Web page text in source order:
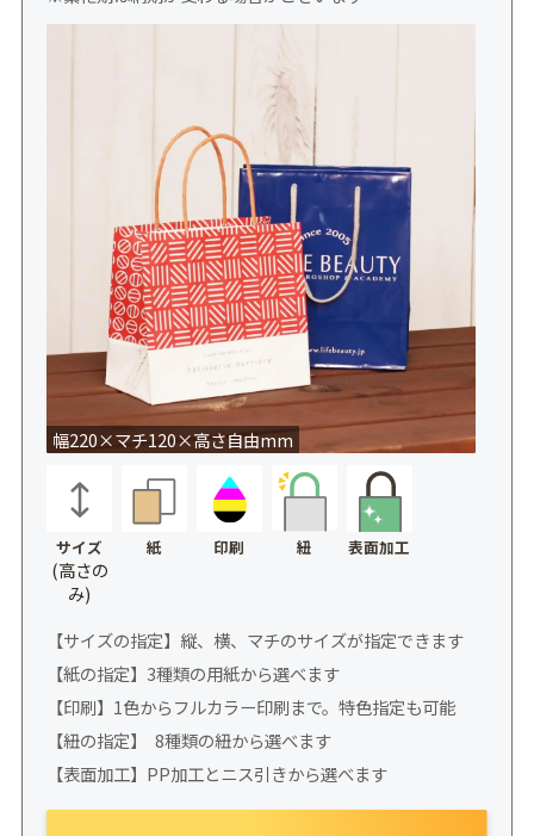
幅220×マチ120×高さ自由mm
サイズ
(高さの
み)
紙 印刷 紐 表面加工
【サイズの指定】縦、横、マチのサイズが指定できます
【紙の指定】3種類の用紙から選べます
【印刷】1色からフルカラー印刷まで。特色指定も可能
【紐の指定】 8種類の紐から選べます
【表面加工】PP加工とニス引きから選べます